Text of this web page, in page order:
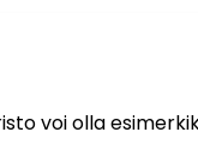
voi olla